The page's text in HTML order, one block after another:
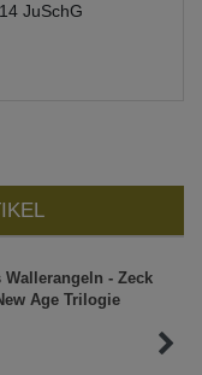
JuSchG
Wallerangeln - Zeck
Age Trilogie